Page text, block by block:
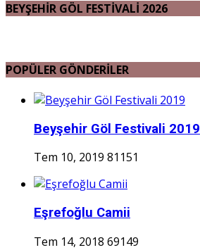
BEYŞEHİR GÖL FESTİVALİ 2026
POPÜLER GÖNDERİLER
Beyşehir Göl Festivali 2019
Tem 10, 2019 81151
Eşrefoğlu Camii
Tem 14, 2018 69149